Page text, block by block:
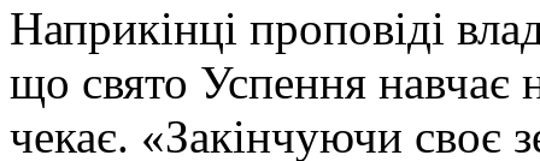
Наприкінці проповіді
що свято Успення навчає
чекає. «Закінчуючи своє